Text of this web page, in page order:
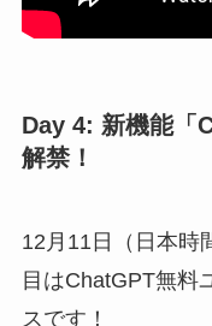
Day 4: 新機能「
解禁！
12月11日（日本時
目はChatGPT無料
スです！